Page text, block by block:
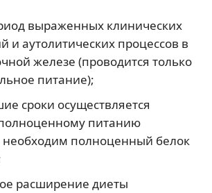
выраженных клинических
и аутолитических процессов в
железе (проводится только
питание);
сроки осуществляется
питанию
необходим полноценный белок
расширение диеты